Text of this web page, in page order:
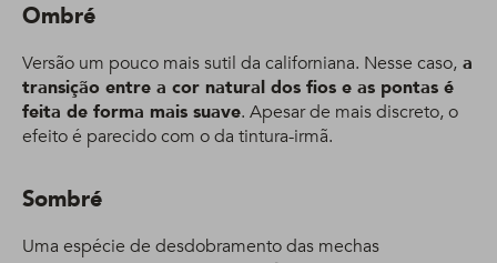
Ombré
Versão um pouco mais sutil da californiana. Nesse caso, a
transição entre a cor natural dos fios e as pontas é
feita de forma mais suave. Apesar de mais discreto, o
efeito é parecido com o da tintura-irmã.
Sombré
Uma espécie de desdobramento das mechas